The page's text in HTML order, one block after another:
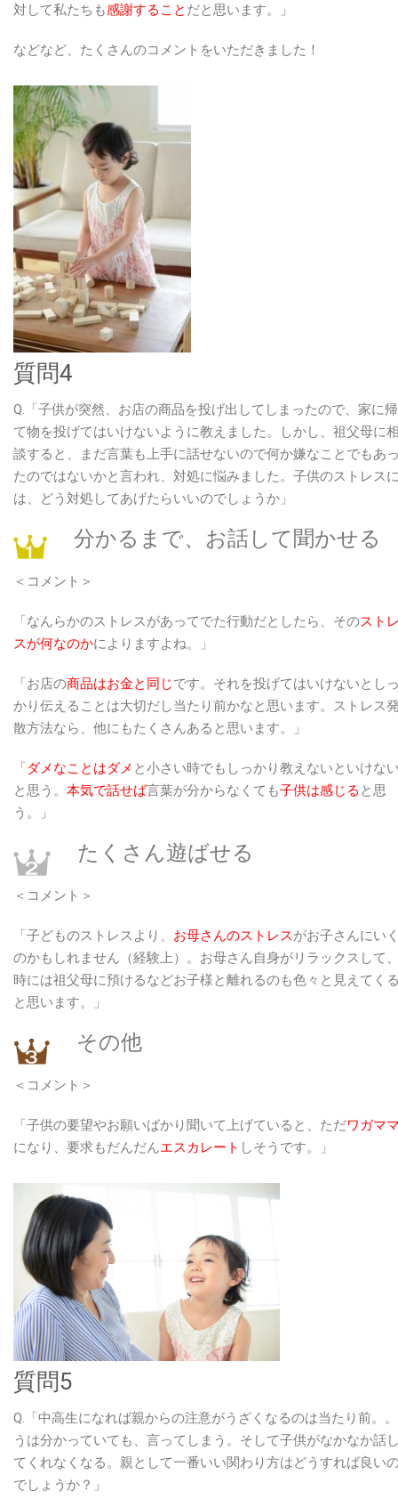
対して私たちも感謝すること だと思います。」
などなど、たくさんのコメントをいただきました！
質問4
Q.「子供が突然、お店の商品を投げ出してしまったので、家に
て物を投げてはいけないように教えました。しかし、祖父母に
談すると、まだ言葉も上手に話せないので何か嫌なことでもあ
たのではないかと言われ、対処に悩みました。子供のストレス
は、どう対処してあげたらいいのでしょうか」
分かるまで、お話して聞かせる
＜コメント＞
「なんらかのストレスがあってでた行動だとしたら、そのスト
スが何なのかによりますよね。」
「お店の商品はお金と同じです。それを投げてはいけないとし
かり伝えることは大切だし当たり前かなと思います。ストレス
散方法なら、他にもたくさんあると思います。」
「ダメなことはダメ と小さい時でもしっかり教えないといけな
と思う。 本気で話せば言葉が分からなくても子供は感じる と思
う。」
たくさん遊ばせる
＜コメント＞
「子どものストレスより、 お母さんのストレスがお子さんにい
のかもしれません（経験上）。お母さん自身がリラックスして
時には祖父母に預けるなどお子様と離れるのも色々と見えてく
と思います。」
その他
＜コメント＞
「子供の要望やお願いばかり聞いて上げていると、ただワガマ
になり、要求もだんだんエスカレート しそうです。」
質問5
Q.「中高生になれば親からの注意がうざくなるのは当たり前。
うは分かっていても、言ってしまう。そして子供がなかなか話
てくれなくなる。親として一番いい関わり方はどうすれば良い
でしょうか？」